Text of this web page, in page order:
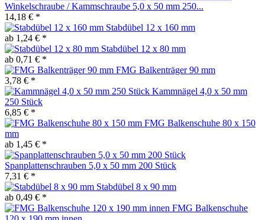
Winkelschraube / Kammschraube 5,0 x 50 mm 250...
14,18 € *
Stabdübel 12 x 160 mm
ab 1,24 € *
Stabdübel 12 x 80 mm
ab 0,71 € *
FMG Balkenträger 90 mm
3,78 € *
Kammnägel 4,0 x 50 mm
250 Stück
6,85 € *
FMG Balkenschuhe 80 x 150
mm
ab 1,45 € *
Spanplattenschrauben 5,0 x 50 mm 200 Stück
7,31 € *
Stabdübel 8 x 90 mm
ab 0,49 € *
FMG Balkenschuhe